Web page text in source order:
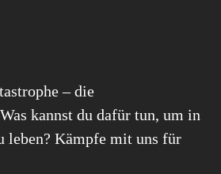
– die
kannst du dafür tun, um in
leben? Kämpfe mit uns für